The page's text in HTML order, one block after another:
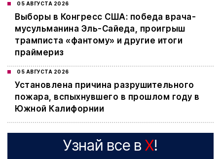
05 АВГУСТА 2026
Выборы в Конгресс США: победа врача-
мусульманина Эль-Сайеда, проигрыш
трамписта «фантому» и другие итоги
праймериз
05 АВГУСТА 2026
Установлена причина разрушительного
пожара, вспыхнувшего в прошлом году в
Южной Калифорнии
Узнай все в X!